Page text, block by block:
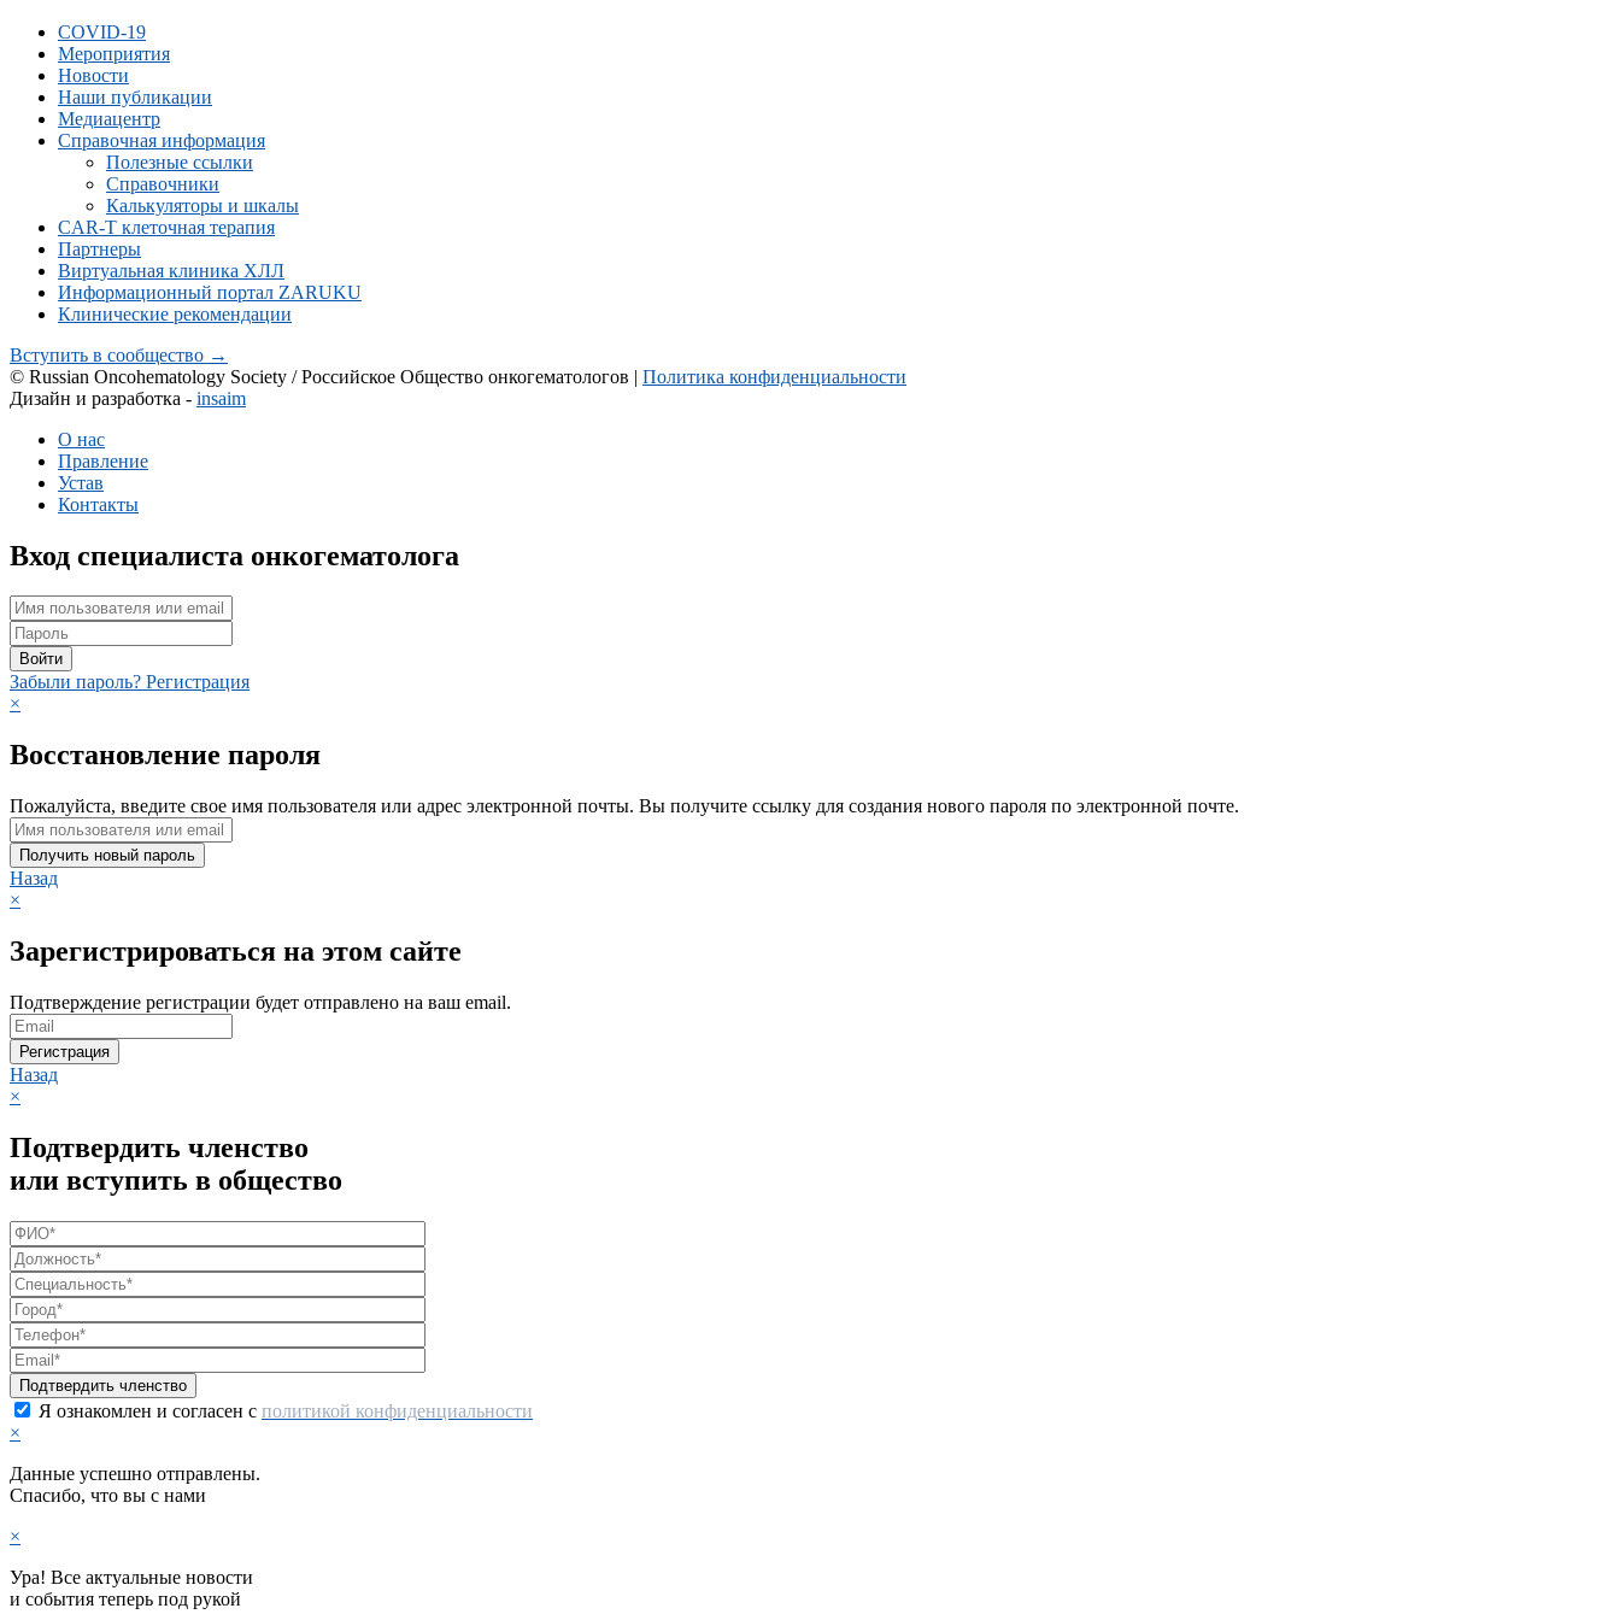
COVID-19
Мероприятия
Новости
Наши публикации
Медиацентр
Справочная информация
Полезные ссылки
Справочники
Калькуляторы и шкалы
CAR-Т клеточная терапия
Партнеры
Виртуальная клиника ХЛЛ
Информационный портал ZARUKU
Клинические рекомендации
Вступить в сообщество →
© Russian Oncohematology Society / Российское Общество онкогематологов | Политика конфиденциальности
Дизайн и разработка - insaim
О нас
Правление
Устав
Контакты
Вход специалиста онкогематолога
Войти
Забыли пароль? Регистрация
×
Восстановление пароля
Пожалуйста, введите свое имя пользователя или адрес электронной почты. Вы получите ссылку для создания нового пароля по электронной почте.
Получить новый пароль
Назад
×
Зарегистрироваться на этом сайте
Подтверждение регистрации будет отправлено на ваш email.
Регистрация
Назад
×
Подтвердить членство
или вступить в общество
Я ознакомлен и согласен с политикой конфиденциальности
×
Данные успешно отправлены.
Спасибо, что вы с нами
×
Ура! Все актуальные новости
и события теперь под рукой